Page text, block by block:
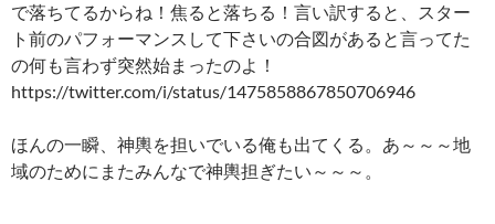
で落ちてるからね！焦ると落ちる！言い訳すると、スター
ト前のパフォーマンスして下さいの合図があると言ってた
の何も言わず突然始まったのよ！
https://twitter.com/i/status/1475858867850706946
ほんの一瞬、神輿を担いでいる俺も出てくる。あ～～～地
域のためにまたみんなで神輿担ぎたい～～～。